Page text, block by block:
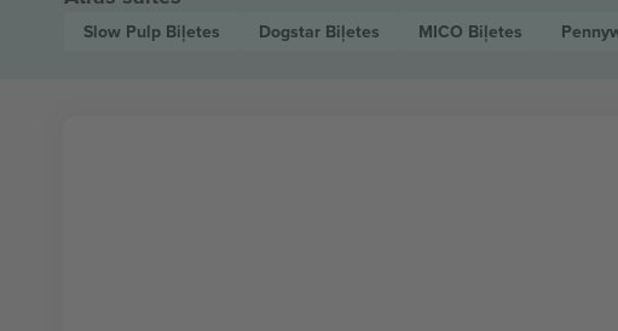
Slow Pulp Biļetes Dogstar Biļetes MICO Biļetes